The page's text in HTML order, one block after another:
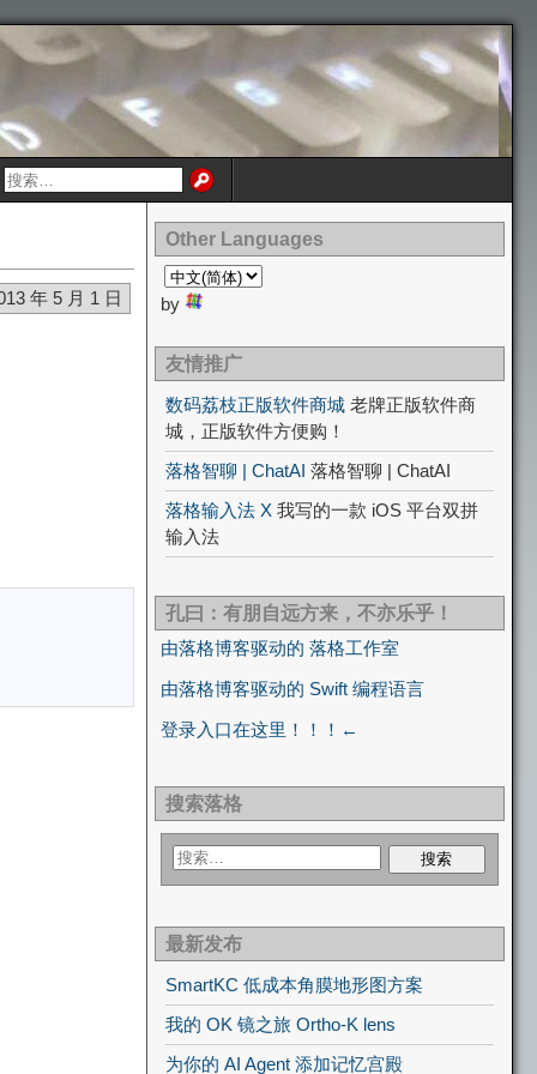
年 5 月 1 日
Other Languages
by
友情推广
数码荔枝正版软件商城 老牌正版软件商
城，正版软件方便购！
落格智聊 | ChatAI 落格智聊 | ChatAI
落格输入法 X 我写的一款 iOS 平台双拼
输入法
孔曰：有朋自远方来，不亦乐乎！
由落格博客驱动的 落格工作室
由落格博客驱动的 Swift 编程语言
登录入口在这里！！！←
搜索落格
最新发布
SmartKC 低成本角膜地形图方案
我的 OK 镜之旅 Ortho-K lens
为你的 AI Agent 添加记忆宫殿